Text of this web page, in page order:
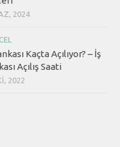
2024
Kaçta Açılıyor? – İş
Açılış Saati
2022